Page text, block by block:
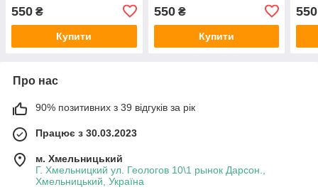
550 ₴
Купити
550₴
Купити
550
Про нас
90% позитивних з 39 відгуків за рік
Працює з 30.03.2023
м. Хмельницький
Г. Хмельницкий ул. Геологов 10\1 рынок Дарсон.,
Хмельницький, Україна